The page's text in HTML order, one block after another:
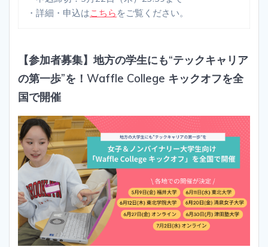
・詳細・申込はこちら をご覧ください。
【参加者募集】地方の学生にも“テックキャリア
の第一歩”を！Waffle College キックオフを全
国で開催